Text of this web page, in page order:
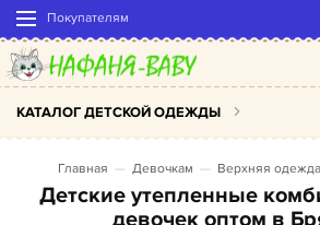
Покупателям
КАТАЛОГ ДЕТСКОЙ ОДЕЖДЫ
Главная Девочкам Верхняя одежда
Детские утепленные комбинезоны для
девочек оптом в